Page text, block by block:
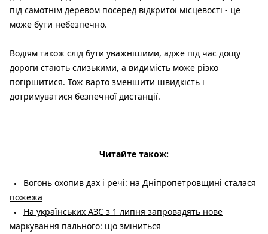
під самотнім деревом посеред відкритої місцевості - це
може бути небезпечно.
Водіям також слід бути уважнішими, адже під час дощу
дороги стають слизькими, а видимість може різко
погіршитися. Тож варто зменшити швидкість і
дотримуватися безпечної дистанції.
Читайте також:
Вогонь охопив дах і речі: на Дніпропетровщині сталася
пожежа
На українських АЗС з 1 липня запровадять нове
маркування пального: що зміниться